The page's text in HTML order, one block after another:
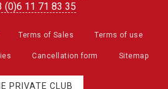
(0)6 11 71 83 35
Terms of Sales Terms of use
Cancellation form Sitemap
PRIVATE CLUB